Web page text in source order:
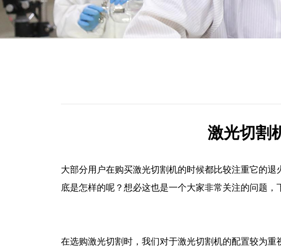
激光切割
大部分用户在购买激光切割机的时候都比较注重它的
底是怎样的呢？想必这也是一个大家非常关注的问题，
在选购激光切割时，我们对于激光切割机的配置较为